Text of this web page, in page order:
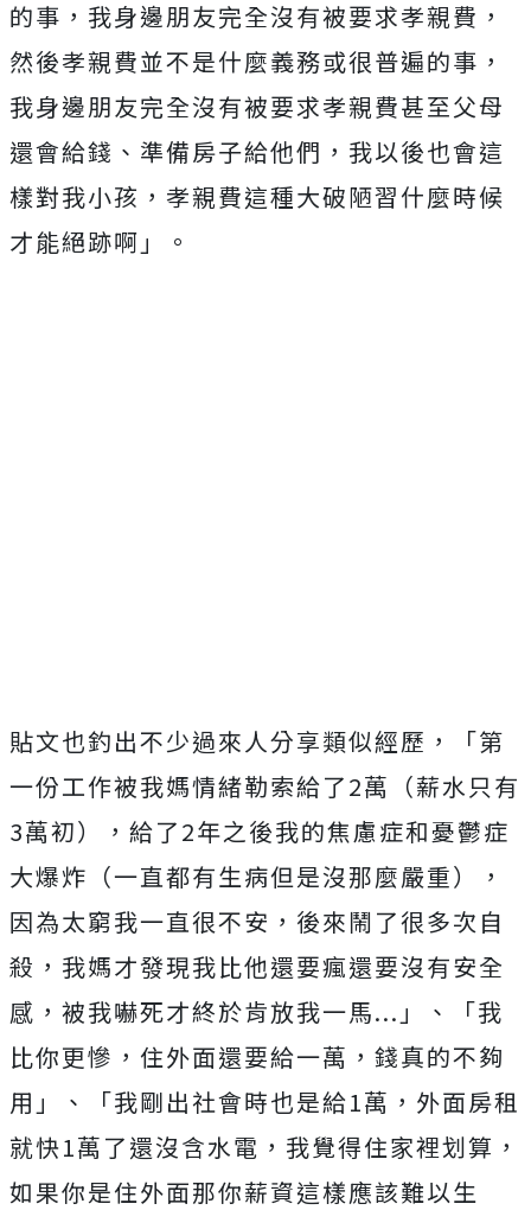
的事，我身邊朋友完全沒有被要求孝親費，
然後孝親費並不是什麼義務或很普遍的事，
我身邊朋友完全沒有被要求孝親費甚至父母
還會給錢、準備房子給他們，我以後也會這
樣對我小孩，孝親費這種大破陋習什麼時候
才能絕跡啊」。
貼文也釣出不少過來人分享類似經歷，「第
一份工作被我媽情緒勒索給了2萬（薪水只有
3萬初），給了2年之後我的焦慮症和憂鬱症
大爆炸（一直都有生病但是沒那麼嚴重），
因為太窮我一直很不安，後來鬧了很多次自
殺，我媽才發現我比他還要瘋還要沒有安全
感，被我嚇死才終於肯放我一馬...」、「我
比你更慘，住外面還要給一萬，錢真的不夠
用」、「我剛出社會時也是給1萬，外面房租
就快1萬了還沒含水電，我覺得住家裡划算，
如果你是住外面那你薪資這樣應該難以生